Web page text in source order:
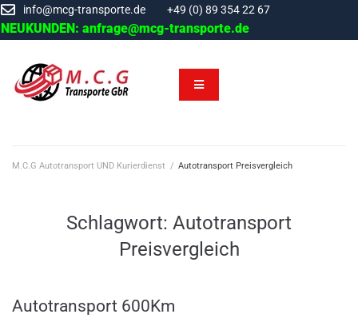
info@mcg-transporte.de +49 (0) 89 354 22 67
NEUKUNDEN: anfrage@mcg-transporte.de
M.C.G Autotransport UND Kurierdienst / Autotransport Preisvergleich
Schlagwort: Autotransport
Preisvergleich
Autotransport 600Km